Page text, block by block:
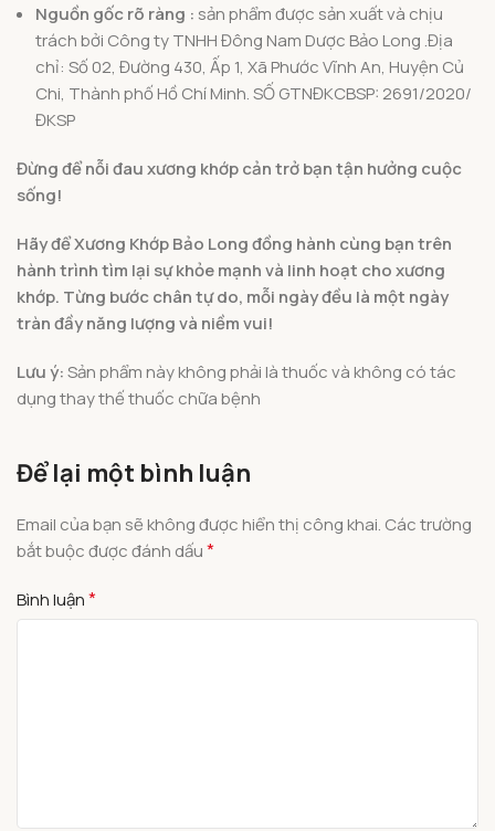
Nguồn gốc rõ ràng : sản phẩm được sản xuất và chịu
trách bởi Công ty TNHH Đông Nam Dược Bảo Long .Địa
chỉ: Số 02, Đường 430, Ấp 1, Xã Phước Vĩnh An, Huyện Củ
Chi, Thành phố Hồ Chí Minh. SỐ GTNĐKCBSP: 2691/2020/
ĐKSP
Đừng để nỗi đau xương khớp cản trở bạn tận hưởng cuộc
sống!
Hãy để Xương Khớp Bảo Long đồng hành cùng bạn trên
hành trình tìm lại sự khỏe mạnh và linh hoạt cho xương
khớp. Từng bước chân tự do, mỗi ngày đều là một ngày
tràn đầy năng lượng và niềm vui!
Lưu ý:Sản phẩm này không phải là thuốc và không có tác
dụng thay thế thuốc chữa bệnh
Để lại một bình luận
Email của bạn sẽ không được hiển thị công khai. Các trường
bắt buộc được đánh dấu*
Bình luận*